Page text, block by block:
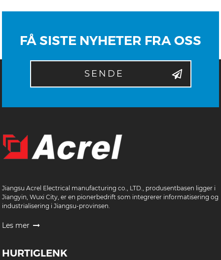
FÅ SISTE NYHETER FRA OSS
SENDE
Jiangsu Acrel Electrical manufacturing co., LTD., produsentbasen ligger i
Jiangyin, Wuxi City, er en pionerbedrift som integrerer informatisering og
industrialisering i Jiangsu-provinsen.
Les mer
HURTIGLENK